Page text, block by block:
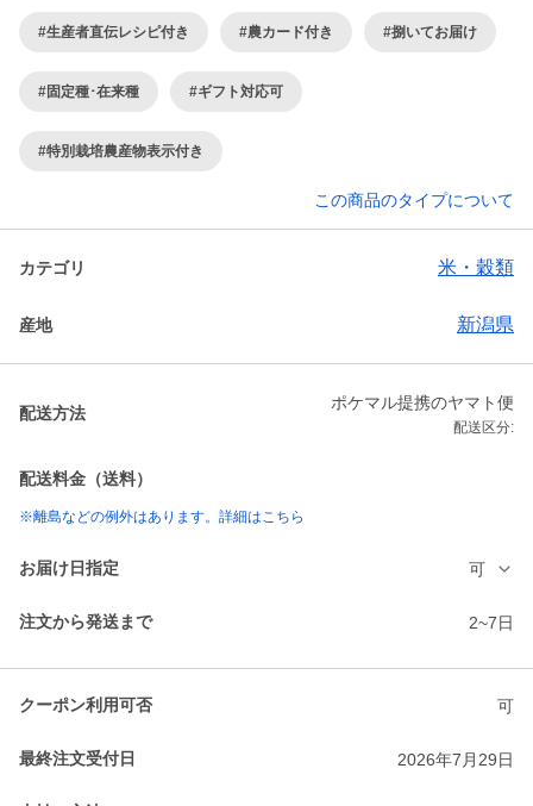
#生産者直伝レシピ付き #農カード付き #捌いてお届け
#固定種･在来種 #ギフト対応可
#特別栽培農産物表示付き
この商品のタイプについて
カテゴリ 米・穀類
産地 新潟県
配送方法
ポケマル提携のヤマト便
配送区分:
配送料金（送料）
※離島などの例外はあります。詳細はこちら
お届け日指定 可
注文から発送まで 2~7日
クーポン利用可否 可
最終注文受付日 2026年7月29日